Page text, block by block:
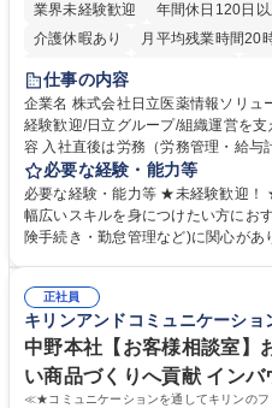
業界未経験歓迎
年間休日120日以
介護休暇あり
月平均残業時間20
住宅手当あり
育休あり
完全週休2日制 交通費
仕事の内容
企業名 株式会社日立医薬情報ソリューションズ 求人名
経験歓迎/日立グループ/組織運営を支える
容 入社直後は労務（労務管理・給与
任せいたします。将来は総務・採用
営を支えるゼネラリストをめざせます。 ・初期業務：労働時間管理
計算、社会保険対応、福利厚生管理
します。ご経験に応じて、休職者管
★メンバーがマンツーマンで丁寧に
幅広く経験を積みたい意欲がある方に最適な環
務・人事】未経験歓迎/日立グループ
指す
必要な経験・能力等
必要な経験・能力等 ★未経験歓迎！
幅広いスキルを身につけたい方におすすめ！ ■労務管理(給
険手続き・勤怠管理など)に関心が
マネジメント職として活躍したい
のご経験 ■労務管理（給与計算・社
■衛生管理者の資格をお持ちの方 学歴・資格 学歴：大学院 大学 高専 短大
専修学校 高校 語学力： 資格：
正社員
キリンアンドコミュニケーショ
中野本社【お客様相談室】
い商品づくりへ貢献 イン
≪★コミュニケーションを通してキリンの